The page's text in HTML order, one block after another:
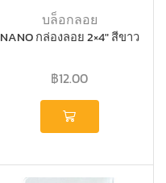
บล็อกลอย
NANO กล่องลอย 2×4″ สีขาว
฿12.00